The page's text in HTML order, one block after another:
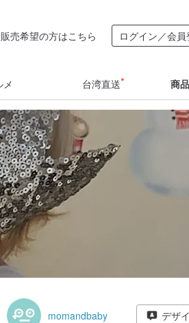
販売希望の方はこちら ログイン／会
メ 台湾直送 商
momandbaby デザ